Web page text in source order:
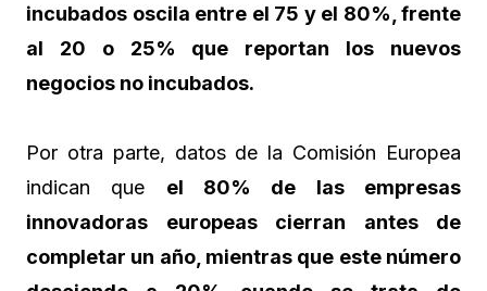
incubados oscila entre el 75 y el 80%, frente
al 20 o 25% que reportan los nuevos
negocios no incubados.
Por otra parte, datos de la Comisión Europea
indican que el 80% de las empresas
innovadoras europeas cierran antes de
completar un año, mientras que este número